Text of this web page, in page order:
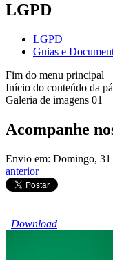
LGPD
LGPD
Guias e
Fim do menu principal
Início do conteúdo da
Galeria de imagens 01
Acompanhe
Envio em: Domingo,
anterior
Download